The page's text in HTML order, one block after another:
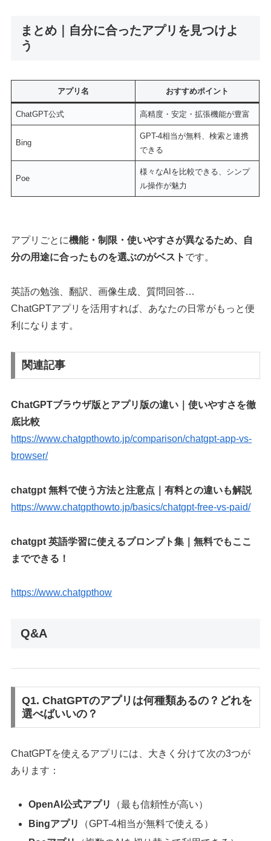
まとめ｜自分に合ったアプリを見つけよ
う
アプリ名 おすすめポイント
ChatGPT公式 高精度・安定・拡張機能が豊富
Bing
GPT-4相当が無料、検索と連携
できる
Poe
様々なAIを比較できる、シンプ
ル操作が魅力
アプリごとに機能・制限・使いやすさが異なるため、自
分の用途に合ったものを選ぶのがベスト です。
英語の勉強、翻訳、画像生成、質問回答…
ChatGPTアプリを活用すれば、あなたの日常がもっと便
利になります。
関連記事
ChatGPTブラウザ版とアプリ版の違い｜使いやすさを徹
底比較
https://www.chatgpthowto.jp/comparison/chatgpt-app-vs-
browser/
chatgpt 無料で使う方法と注意点｜有料との違いも解説
https://www.chatgpthowto.jp/basics/chatgpt-free-vs-paid/
chatgpt 英語学習に使えるプロンプト集｜無料でもここ
までできる！
https://www.chatgpthow
Q&A
Q1. ChatGPTのアプリは何種類あるの？どれを
選べばいいの？
ChatGPTを使えるアプリには、大きく分けて次の3つが
あります：
OpenAI公式アプリ
（最も信頼性が高い）
Bingアプリ
（GPT-4相当が無料で使える）